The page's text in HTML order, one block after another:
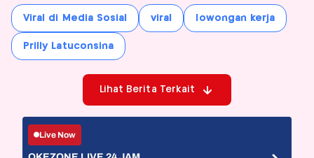
Viral di Media Sosial viral lowongan kerja
Prilly Latuconsina
Lihat Berita Terkait
Live Now